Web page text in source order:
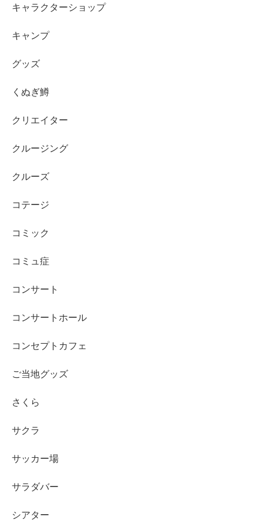
キャラクターショップ
キャンプ
グッズ
くぬぎ鱒
クリエイター
クルージング
クルーズ
コテージ
コミック
コミュ症
コンサート
コンサートホール
コンセプトカフェ
ご当地グッズ
さくら
サクラ
サッカー場
サラダバー
シアター